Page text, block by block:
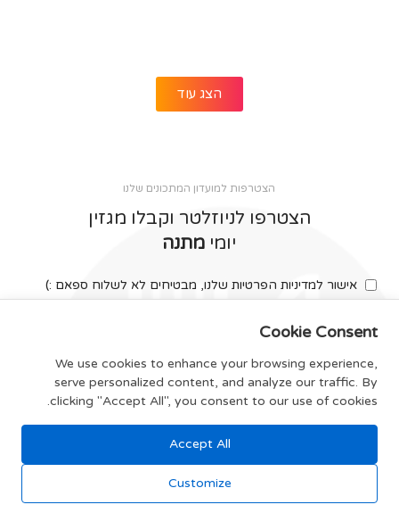
הצג עוד
הצטרפות למועדון המתכונים שלנו
הצטרפו לניוזלטר וקבלו מגזין
יומי מתנה
אישור למדיניות הפרטיות שלנו, מבטיחים לא לשלוח ספאם :)
צרפו אותי
תקנון האתר
Cookie Consent
We use cookies to enhance your browsing experience,
serve personalized content, and analyze our traffic. By
clicking "Accept All", you consent to our use of cookies.
Accept All
Customize